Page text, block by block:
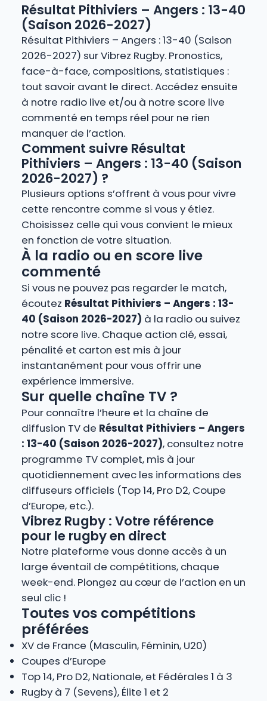
Résultat Pithiviers – Angers : 13-40
(Saison 2026-2027)
Résultat Pithiviers – Angers : 13-40 (Saison
2026-2027) sur Vibrez Rugby. Pronostics,
face-à-face, compositions, statistiques :
tout savoir avant le direct. Accédez ensuite
à notre radio live et/ou à notre score live
commenté en temps réel pour ne rien
manquer de l’action.
Comment suivre Résultat
Pithiviers – Angers : 13-40 (Saison
2026-2027) ?
Plusieurs options s’offrent à vous pour vivre
cette rencontre comme si vous y étiez.
Choisissez celle qui vous convient le mieux
en fonction de votre situation.
À la radio ou en score live
commenté
Si vous ne pouvez pas regarder le match,
écoutez Résultat Pithiviers – Angers : 13-
40 (Saison 2026-2027) à la radio ou suivez
notre score live. Chaque action clé, essai,
pénalité et carton est mis à jour
instantanément pour vous offrir une
expérience immersive.
Sur quelle chaîne TV ?
Pour connaître l’heure et la chaîne de
diffusion TV de Résultat Pithiviers – Angers
: 13-40 (Saison 2026-2027), consultez notre
programme TV complet, mis à jour
quotidiennement avec les informations des
diffuseurs officiels (Top 14, Pro D2, Coupe
d’Europe, etc.).
Vibrez Rugby : Votre référence
pour le rugby en direct
Notre plateforme vous donne accès à un
large éventail de compétitions, chaque
week-end. Plongez au cœur de l’action en un
seul clic !
Toutes vos compétitions
préférées
XV de France (Masculin, Féminin, U20)
Coupes d’Europe
Top 14, Pro D2, Nationale, et Fédérales 1 à 3
Rugby à 7 (Sevens), Élite 1 et 2